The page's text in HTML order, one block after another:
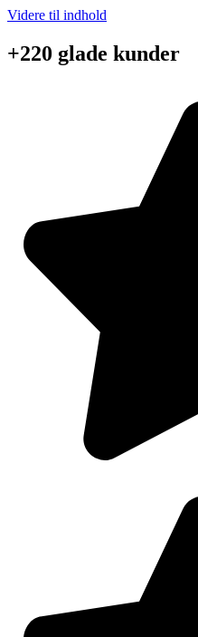
Videre til indhold
+220 glade kunder